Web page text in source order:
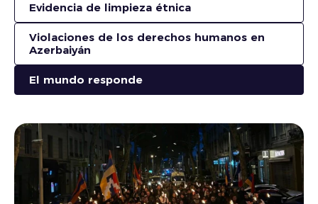
Evidencia de limpieza étnica
Violaciones de los derechos humanos en
Azerbaiyán
El mundo responde